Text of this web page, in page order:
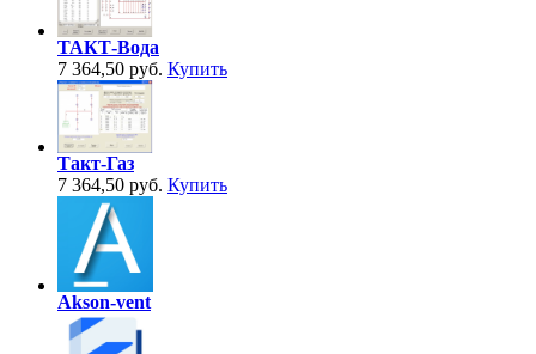
ТАКТ-Вода
7 364,50 руб. Купить
Такт-Газ
7 364,50 руб. Купить
Akson-vent